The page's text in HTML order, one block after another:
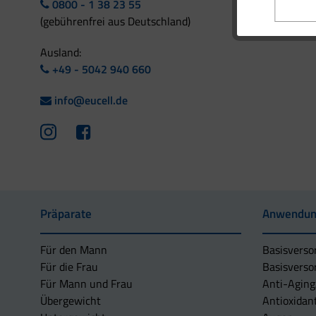
0800 - 1 38 23 55
(gebührenfrei aus Deutschland)
Ausland:
+49 - 5042 940 660
info@eucell.de
Präparate
Für den Mann
Für die Frau
Für Mann und Frau
Übergewicht
Anti-